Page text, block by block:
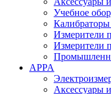
Учебное
Калибраторы
Измерители
Измерители
APPA
Аксессуары